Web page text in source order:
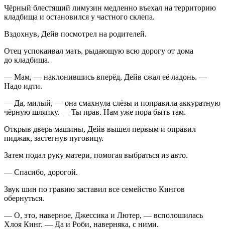
Чёрный блестящий лимузин медленно въехал на территорию
кладбища и остановился у частного склепа.
Вздохнув, Дейв посмотрел на родителей.
Отец успокаивал мать, рыдающую всю дорогу от дома
до кладбища.
— Мам, — наклонившись вперёд, Дейв сжал её ладонь. —
Надо идти.
— Да, милый, — она смахнула слёзы и поправила аккуратную
чёрную шляпку. — Ты прав. Нам уже пора быть там.
Открыв дверь машины, Дейв вышел первым и оправил
пиджак, застегнув пуговицу.
Затем подал руку матери, помогая выбраться из авто.
— Спасибо, дорогой.
Звук шин по гравию заставил все семейство Кингов
обернуться.
— О, это, наверное, Джессика и Лютер, — всполошилась
Хлоя Кинг. — Да и Роби, наверняка, с ними.